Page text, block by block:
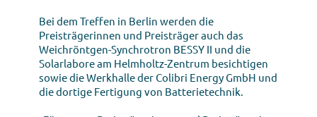
Bei dem Treffen in Berlin werden die
Preisträgerinnen und Preisträger auch das
Weichröntgen-Synchrotron BESSY II und die
Solarlabore am Helmholtz-Zentrum besichtigen
sowie die Werkhalle der Colibri Energy GmbH und
die dortige Fertigung von Batterietechnik.